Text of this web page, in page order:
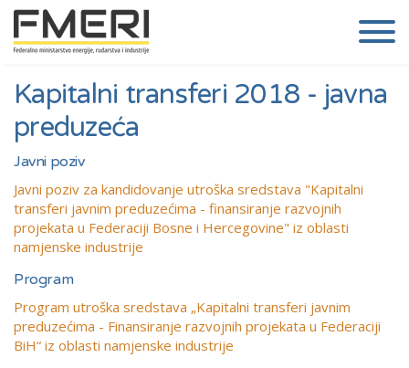
Kapitalni transferi 2018 - javna
preduzeća
Javni poziv
Javni poziv za kandidovanje utroška sredstava "Kapitalni
transferi javnim preduzećima - finansiranje razvojnih
projekata u Federaciji Bosne i Hercegovine" iz oblasti
namjenske industrije
Program
Program utroška sredstava „Kapitalni transferi javnim
preduzećima - Finansiranje razvojnih projekata u Federaciji
BiH“ iz oblasti namjenske industrije